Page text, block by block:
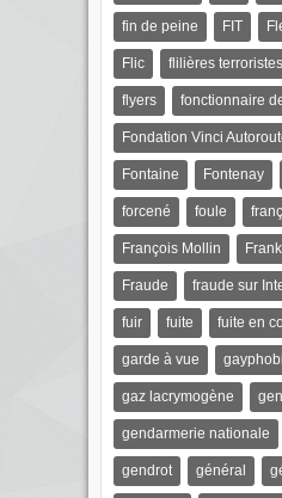
fin de peine FIT
Flic flilières terroristes
flyers fonctionnaire
Fondation Vinci
Fontaine Fontenay
forcené foule
François Mollin
Fraude fraude sur
fuir fuite fuite en
garde à vue
gaz lacrymogène
gendarmerie nationale
gendrot général